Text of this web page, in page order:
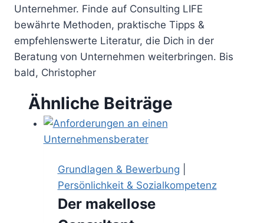
Unternehmer. Finde auf Consulting LIFE
bewährte Methoden, praktische Tipps &
empfehlenswerte Literatur, die Dich in der
Beratung von Unternehmen weiterbringen. Bis
bald, Christopher
Ähnliche Beiträge
Grundlagen & Bewerbung
Persönlichkeit & Sozialkompetenz
Der makellose